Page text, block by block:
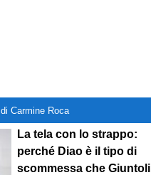
di Carmine Roca
La tela con lo strappo:
perché Diao è il tipo di
scommessa che Giuntoli